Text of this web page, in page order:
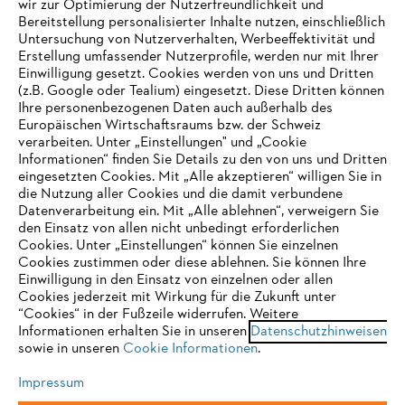
Häufig gestellte Fragen
Support
Datenschutz Impressum Cookies
Rechtliche Informationen
STIHL VERTRIEBS AG, 8617 Mönchaltorf
IHR BROWSER WIRD NICHT
UNTERSTÜTZT
Sie nutzen einen Browser, den wir noch nicht unterstützen. Für
eine optimale Nutzung unserer Seite empfehlen wir Ihnen, zu
einem der folgenden Browser zu wechseln:
wir zur Optimierung der Nutzerfreundlichkeit und
Bereitstellung personalisierter Inhalte nutzen, einschließlich
Untersuchung von Nutzerverhalten, Werbeeffektivität und
Erstellung umfassender Nutzerprofile, werden nur mit Ihrer
Einwilligung gesetzt. Cookies werden von uns und Dritten
(z.B. Google oder Tealium) eingesetzt. Diese Dritten können
Ihre personenbezogenen Daten auch außerhalb des
Europäischen Wirtschaftsraums bzw. der Schweiz
verarbeiten. Unter „Einstellungen" und „Cookie
Informationen“ finden Sie Details zu den von uns und Dritten
eingesetzten Cookies. Mit „Alle akzeptieren“ willigen Sie in
die Nutzung aller Cookies und die damit verbundene
Datenverarbeitung ein. Mit „Alle ablehnen“, verweigern Sie
den Einsatz von allen nicht unbedingt erforderlichen
Cookies. Unter „Einstellungen“ können Sie einzelnen
Cookies zustimmen oder diese ablehnen. Sie können Ihre
Einwilligung in den Einsatz von einzelnen oder allen
Cookies jederzeit mit Wirkung für die Zukunft unter
“Cookies“ in der Fußzeile widerrufen. Weitere
Informationen erhalten Sie in unseren Datenschutzhinweisen
sowie in unseren Cookie Informationen.
Impressum